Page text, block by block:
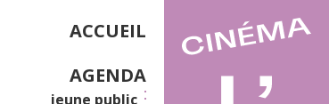
ACCUEIL
AGENDA
jeune public